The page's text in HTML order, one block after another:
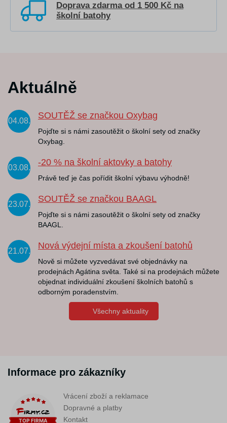
Doprava zdarma od 1 500 Kč na
školní batohy
Aktuálně
04.08.
SOUTĚŽ se značkou Oxybag
Pojďte si s námi zasoutěžit o školní sety od značky
Oxybag.
03.08.
-20 % na školní aktovky a batohy
Právě teď je čas pořídit školní výbavu výhodně!
23.07.
SOUTĚŽ se značkou BAAGL
Pojďte si s námi zasoutěžit o školní sety od značky
BAAGL.
21.07.
Nová výdejní místa a zkoušení batohů
Nově si můžete vyzvedávat své objednávky na
prodejnách Agátina světa. Také si na prodejnách můžete
objednat individuální zkoušení školních batohů s
odborným poradenstvím.
Všechny aktuality
Informace pro zákazníky
Vrácení zboží a reklamace
Dopravné a platby
Kontakt